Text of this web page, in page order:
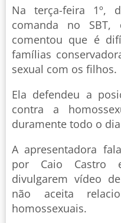
Na terça-feira 1º,
comanda no
comentou que é
famílias
sexual com os filhos.
Ela defendeu a
contra a
duramente todo o
A apresentadora
por Caio Castro
divulgarem vídeo
não aceita
homossexuais.